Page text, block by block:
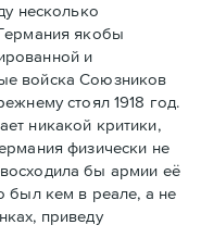
несколько
якобы
и
войска Союзников
стоял 1918 год.
никакой критики,
физически не
бы армии её
был кем в реале, а не
приведу